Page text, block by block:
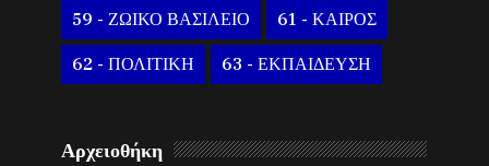
59 - ΖΩΙΚΟ ΒΑΣΙΛΕΙΟ 61 - ΚΑΙΡΟΣ
62 - ΠΟΛΙΤΙΚΗ 63 - ΕΚΠΑΙΔΕΥΣΗ
Αρχειοθήκη